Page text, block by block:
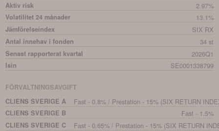
Aktiv risk 2.97%
Volatilitet 24 månader 13.1%
Jämförelseindex SIX RX
Antal innehav i fonden 34 st
Senast rapporterat kvartal 2026Q1
Isin SE0001338799
FÖRVALTNINGSAVGIFT
CLIENS SVERIGE A
Fast - 0.8% / Prestation - 15% (SIX RETURN
CLIENS SVERIGE B Fast - 1.5%
CLIENS SVERIGE C Fast - 0.65% / Prestation - 15% (SIX RETURN